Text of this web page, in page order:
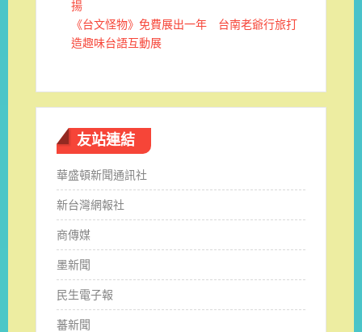
揚
《台文怪物》免費展出一年 台南老爺行旅打
造趣味台語互動展
友站連結
華盛頓新聞通訊社
新台灣網報社
商傳媒
墨新聞
民生電子報
蕃新聞